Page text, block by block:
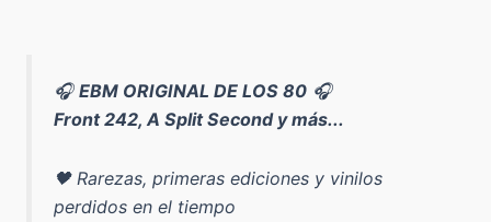
🎧EBM ORIGINAL DE LOS 80 🎧
Front 242, A Split Second y más...
🖤 Rarezas, primeras ediciones y vinilos
perdidos en el tiempo